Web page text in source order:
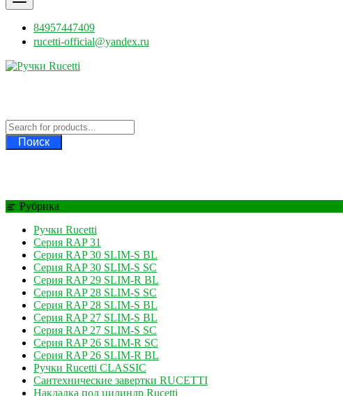
84957447409
rucetti-official@yandex.ru
Поиск
Рубрика
Ручки Rucetti
Серия RAP 31
Серия RAP 30 SLIM-S BL
Серия RAP 30 SLIM-S SC
Серия RAP 29 SLIM-R BL
Серия RAP 28 SLIM-S SC
Серия RAP 28 SLIM-S BL
Серия RAP 27 SLIM-S BL
Серия RAP 27 SLIM-S SC
Серия RAP 26 SLIM-R SC
Серия RAP 26 SLIM-R BL
Ручки Rucetti CLASSIC
Сантехнические завертки RUCETTI
Накладка под цилиндр Rucetti